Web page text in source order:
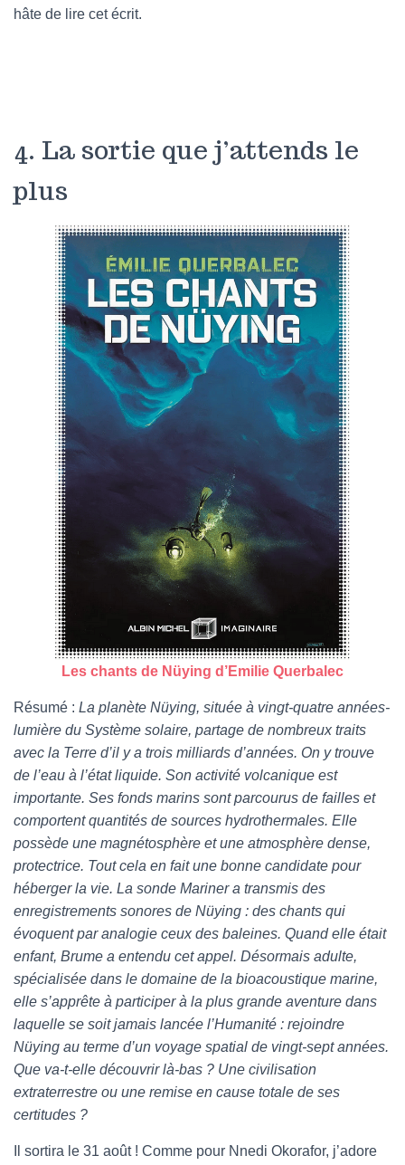
hâte de lire cet écrit.
4. La sortie que j’attends le
plus
Les chants de Nüying d’Emilie Querbalec
Résumé : La planète Nüying, située à vingt-quatre années-
lumière du Système solaire, partage de nombreux traits
avec la Terre d’il y a trois milliards d’années. On y trouve
de l’eau à l’état liquide. Son activité volcanique est
importante. Ses fonds marins sont parcourus de failles et
comportent quantités de sources hydrothermales. Elle
possède une magnétosphère et une atmosphère dense,
protectrice. Tout cela en fait une bonne candidate pour
héberger la vie. La sonde Mariner a transmis des
enregistrements sonores de Nüying : des chants qui
évoquent par analogie ceux des baleines. Quand elle était
enfant, Brume a entendu cet appel. Désormais adulte,
spécialisée dans le domaine de la bioacoustique marine,
elle s’apprête à participer à la plus grande aventure dans
laquelle se soit jamais lancée l’Humanité : rejoindre
Nüying au terme d’un voyage spatial de vingt-sept années.
Que va-t-elle découvrir là-bas ? Une civilisation
extraterrestre ou une remise en cause totale de ses
certitudes ?
Il sortira le 31 août ! Comme pour Nnedi Okorafor, j’adore